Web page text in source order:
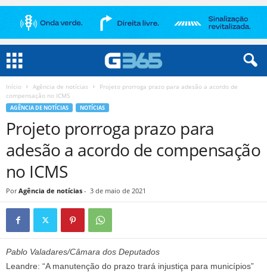
Início Agência de notícias
Projeto prorroga prazo para adesão a acordo de
compensação no ICMS
AGÊNCIA DE NOTÍCIAS NOTÍCIAS
Projeto prorroga prazo para
adesão a acordo de compensação
no ICMS
Por Agência de notícias - 3 de maio de 2021
Pablo Valadares/Câmara dos Deputados
Leandre: “A manutenção do prazo trará injustiça para municípios”